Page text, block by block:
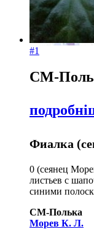
#1
СМ-
Фиалка
0 (сеянец
листьев с
синими
СМ-Полька
Морев К. Л.